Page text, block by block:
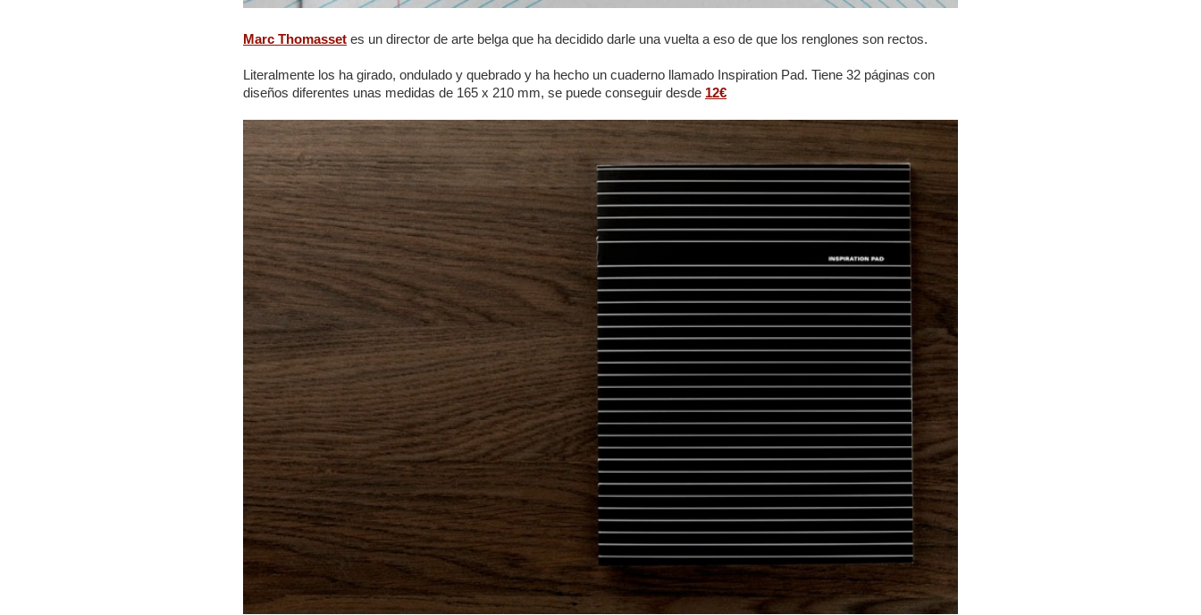
Marc Thomasset es un director de arte belga que ha decidido darle una vuelta a eso de que los renglones son rectos.
Literalmente los ha girado, ondulado y quebrado y ha hecho un cuaderno llamado Inspiration Pad. Tiene 32 páginas con
diseños diferentes unas medidas de 165 x 210 mm, se puede conseguir desde 12€